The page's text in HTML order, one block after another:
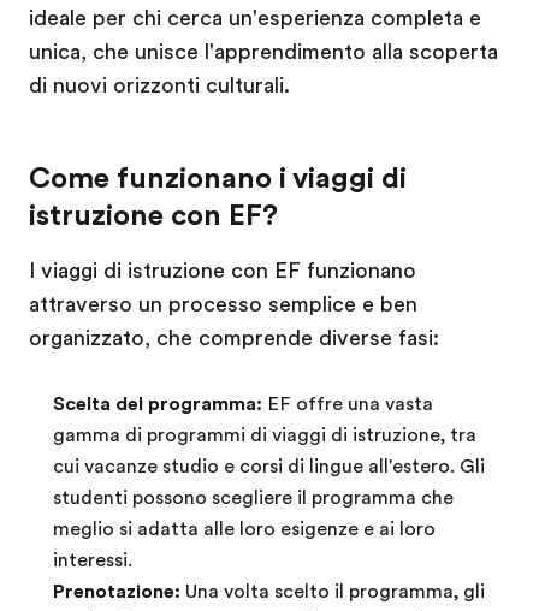
ideale per chi cerca un'esperienza completa e
unica, che unisce l'apprendimento alla scoperta
di nuovi orizzonti culturali.
Come funzionano i viaggi di
istruzione con EF?
I viaggi di istruzione con EF funzionano
attraverso un processo semplice e ben
organizzato, che comprende diverse fasi:
Scelta del programma: EF offre una vasta
gamma di programmi di viaggi di istruzione, tra
cui vacanze studio e corsi di lingue all'estero. Gli
studenti possono scegliere il programma che
meglio si adatta alle loro esigenze e ai loro
interessi.
Prenotazione: Una volta scelto il programma, gli